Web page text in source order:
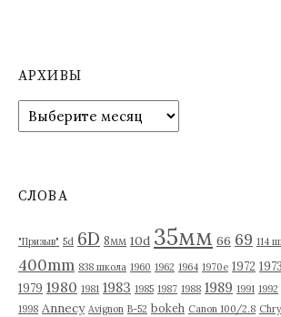
АРХИВЫ
р
в
СЛОВА
"Призыв" 5d 6D 8мм 10d 35мм 66 69 114
400mm 838 школа 1960 1962 1964 1970е 1972 1973
1979 1980 1981 1983 1985 1987 1988 1989 1991 1992
1998 Annecy Avignon B-52 bokeh Canon 100/2.8